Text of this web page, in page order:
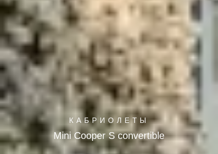
КАБРИОЛЕТЫ
Mini Cooper S convertible